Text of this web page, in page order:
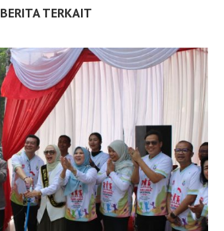
BERITA TERKAIT